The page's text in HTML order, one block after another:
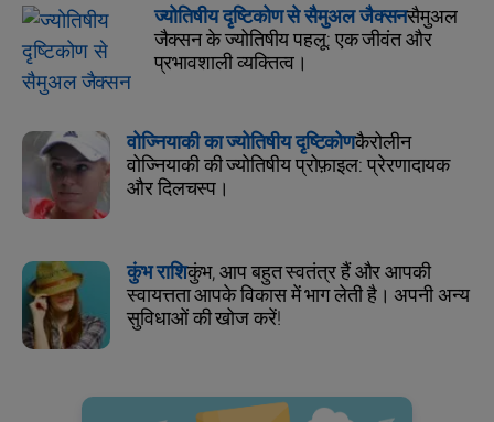
ज्योतिषीय दृष्टिकोण से सैमुअल जैक्सनसैमुअल
जैक्सन के ज्योतिषीय पहलू: एक जीवंत और
प्रभावशाली व्यक्तित्व।
वोज्नियाकी का ज्योतिषीय दृष्टिकोणकैरोलीन
वोज्नियाकी की ज्योतिषीय प्रोफ़ाइल: प्रेरणादायक
और दिलचस्प।
कुंभ राशिकुंभ, आप बहुत स्वतंत्र हैं और आपकी
स्वायत्तता आपके विकास में भाग लेती है। अपनी अन्य
सुविधाओं की खोज करें!